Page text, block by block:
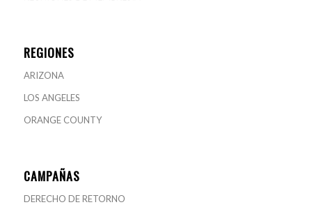
REGIONES
ARIZONA
LOS ANGELES
ORANGE COUNTY
CAMPAÑAS
DERECHO DE RETORNO